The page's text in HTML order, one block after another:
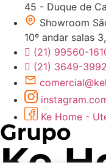
45 - Duque de
Showroom
10º andar salas
(21) 99560-
(21) 3649-
Ke Home -